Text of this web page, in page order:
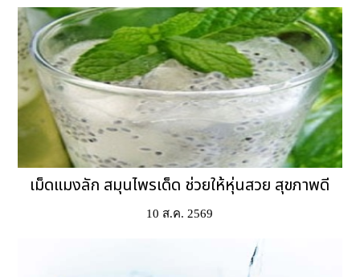
เม็ดแมงลัก สมุนไพรเด็ด ช่วยให้หุ่นสวย สุขภาพดี
10 ส.ค. 2569